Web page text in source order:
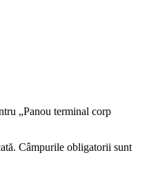
„Panou terminal corp
Câmpurile obligatorii sunt